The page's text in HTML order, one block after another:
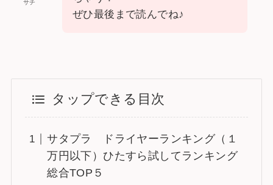
サチ
ぜひ最後まで読んでね♪
タップできる目次
サタプラ ドライヤーランキング（１
万円以下）ひたすら試してランキング
総合TOP５